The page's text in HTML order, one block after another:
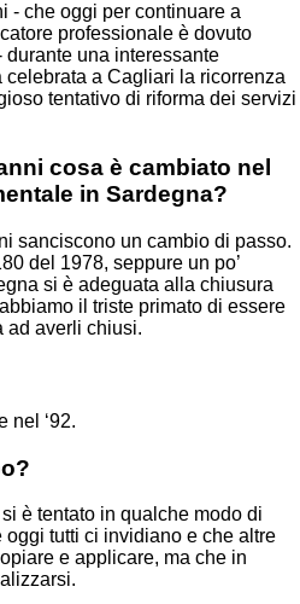
- che oggi per continuare a
professionale è dovuto
una interessante
a Cagliari la ricorrenza
tentativo di riforma dei servizi
cosa è cambiato nel
in Sardegna?
sanciscono un cambio di passo.
del 1978, seppure un po’
si è adeguata alla chiusura
il triste primato di essere
ad averli chiusi.
nel ‘92.
è tentato in qualche modo di
tutti ci invidiano e che altre
e applicare, ma che in